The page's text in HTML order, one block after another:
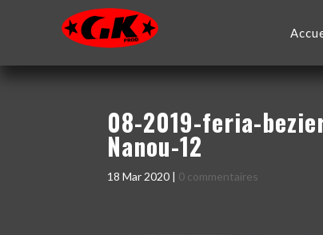
08-2019-feria-
Nanou-12
18 Mar 2020 | 0 commentaires